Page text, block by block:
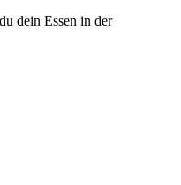
dein Essen in der